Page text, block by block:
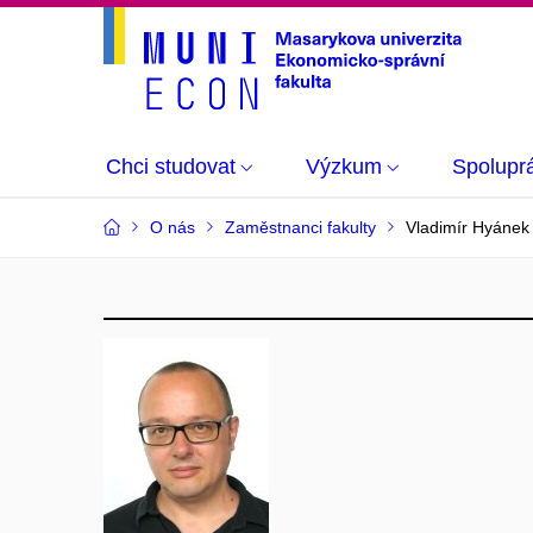
Chci studovat Výzkum
O nás Zaměstnanci fakulty Vladimír Hyánek